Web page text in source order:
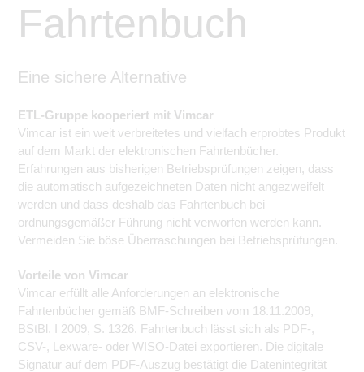
Fahrtenbuch
Eine sichere Alternative
ETL-Gruppe kooperiert mit Vimcar
Vimcar ist ein weit verbreitetes und vielfach erprobtes Produkt
auf dem Markt der elektronischen Fahrtenbücher.
Erfahrungen aus bisherigen Betriebsprüfungen zeigen, dass
die automatisch aufgezeichneten Daten nicht angezweifelt
werden und dass deshalb das Fahrtenbuch bei
ordnungsgemäßer Führung nicht verworfen werden kann.
Vermeiden Sie böse Überraschungen bei Betriebsprüfungen.
Vorteile von Vimcar
Vimcar erfüllt alle Anforderungen an elektronische
Fahrtenbücher gemäß BMF-Schreiben vom 18.11.2009,
BStBl. I 2009, S. 1326. Fahrtenbuch lässt sich als PDF-,
CSV-, Lexware- oder WISO-Datei exportieren. Die digitale
Signatur auf dem PDF-Auszug bestätigt die Datenintegrität